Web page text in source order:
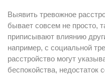
Выявить тревожное
бывает совсем не просто,
приписывают влиянию
например, с социальной
расстройство могут
беспокойства, недостаток